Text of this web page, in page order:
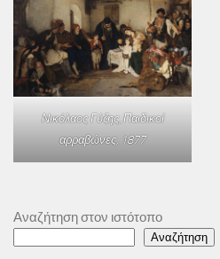
Νικόλαος Γύζης,Παιδικοί
αρραβώνες, 1877
Αναζήτηση στον ιστότοπο
Αναζήτηση